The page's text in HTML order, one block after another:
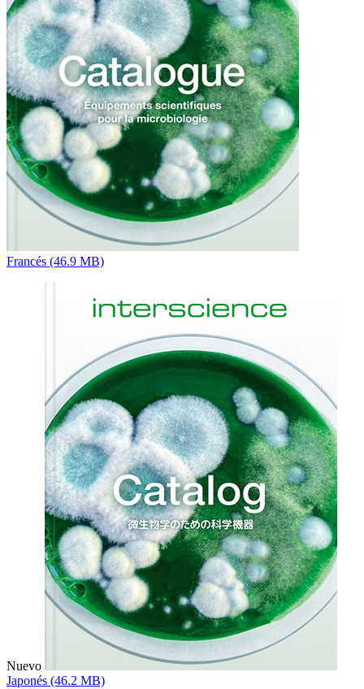
Francés (46.9 MB)
Nuevo
Japonés (46.2 MB)